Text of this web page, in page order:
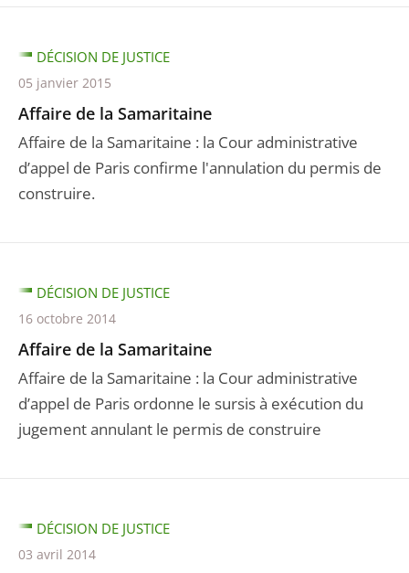
Affaire de la Samaritaine
Affaire de la Samaritaine : la Cour administrative
d’appel de Paris confirme l'annulation du permis de
construire.
DÉCISION DE JUSTICE
05 janvier 2015
Affaire de la Samaritaine
Affaire de la Samaritaine : la Cour administrative
d’appel de Paris ordonne le sursis à exécution du
jugement annulant le permis de construire
DÉCISION DE JUSTICE
16 octobre 2014
DÉCISION DE JUSTICE
03 avril 2014